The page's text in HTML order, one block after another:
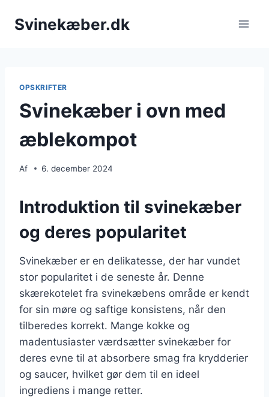
Svinekæber.dk
OPSKRIFTER
Svinekæber i ovn med
æblekompot
Af 6. december 2024
Introduktion til svinekæber
og deres popularitet
Svinekæber er en delikatesse, der har vundet
stor popularitet i de seneste år. Denne
skærekotelet fra svinekæbens område er kendt
for sin møre og saftige konsistens, når den
tilberedes korrekt. Mange kokke og
madentusiaster værdsætter svinekæber for
deres evne til at absorbere smag fra krydderier
og saucer, hvilket gør dem til en ideel
ingrediens i mange retter.